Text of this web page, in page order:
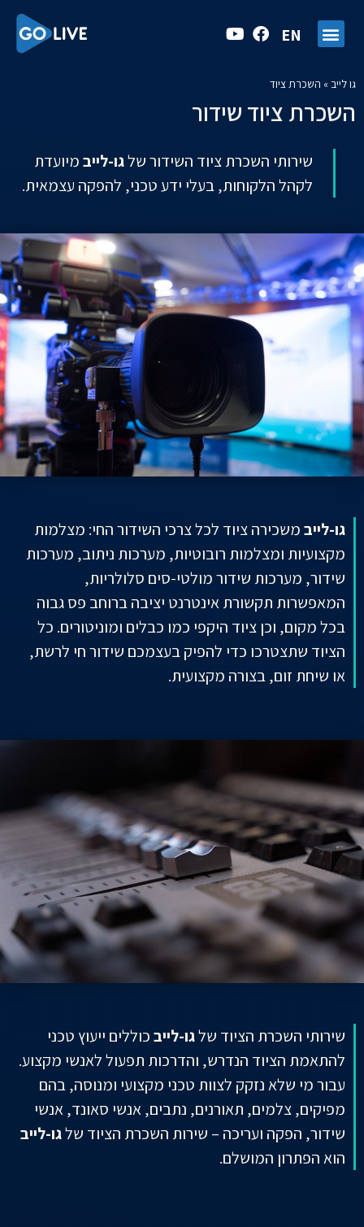
EN
גו לייב » השכרת ציוד
השכרת ציוד שידור
שירותי השכרת ציוד השידור שלגו-לייבמיועדת
לקהל הלקוחות, בעלי ידע טכני, להפקה עצמאית.
גו-לייבמשכירה ציוד לכל צרכי השידור החי: מצלמות
מקצועיות ומצלמות רובוטיות, מערכות ניתוב, מערכות
שידור, מערכות שידור מולטי-סים סלולריות,
המאפשרות תקשורת אינטרנט יציבה ברוחב פס גבוה
בכל מקום, וכן ציוד היקפי כמו כבלים ומוניטורים. כל
הציוד שתצטרכו כדי להפיק בעצמכם שידור חי לרשת,
או שיחת זום, בצורה מקצועית.
שירותי השכרת הציוד שלגו-לייבכוללים ייעוץ טכני
להתאמת הציוד הנדרש, והדרכות תפעול לאנשי מקצוע.
עבור מי שלא נזקק לצוות טכני מקצועי ומנוסה, בהם
מפיקים, צלמים, תאורנים, נתבים, אנשי סאונד, אנשי
שידור, הפקה ועריכה – שירות השכרת הציוד שלגו-לייב
הוא הפתרון המושלם.